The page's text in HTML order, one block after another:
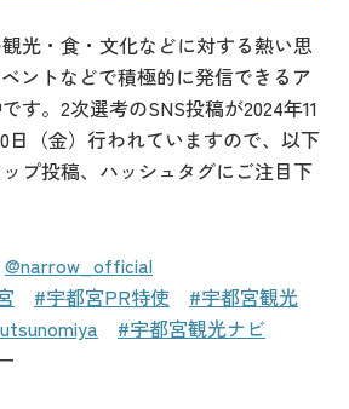
光・食・文化などに対する熱い思
ントなどで積極的に発信できるア
す。2次選考のSNS投稿が2024年11
日（金）行われていますので、以下
プ投稿、ハッシュタグにご注目下
@narrow_official
#宇都宮PR特使
#宇都宮観光
#宇都宮観光ナビ
撮影支援・
MICE
MICE